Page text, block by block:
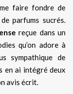
faire fondre de
parfums sucrés.
reçue dans un
qu’on adore à
sympathique de
en ai intégré deux
avis écrit.